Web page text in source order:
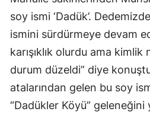
soy ismi ‘Dadük’.
ismini sürdürmeye devam
karışıklık olurdu ama kimlik
durum düzeldi” diye
atalarından gelen bu soy
“Dadükler Köyü” geleneğini